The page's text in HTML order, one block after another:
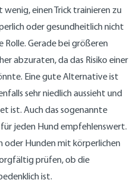
wenig, einen Trick trainieren zu
oder gesundheitlich nicht
Rolle. Gerade bei größeren
abzuraten, da das Risiko einer
Eine gute Alternative ist
sehr niedlich aussieht und
ist. Auch das sogenannte
jeden Hund empfehlenswert.
oder Hunden mit körperlichen
prüfen, ob die
ist.